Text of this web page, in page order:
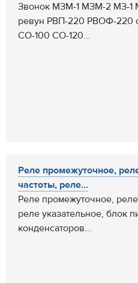
Звонок МЗМ-1 МЗМ-2 МЗ-
ревун РВП-220 РВОФ-220
СО-100 СО-120...
Реле промежуточное,
частоты, реле...
Реле промежуточное,
реле указательное, блок
конденсаторов...